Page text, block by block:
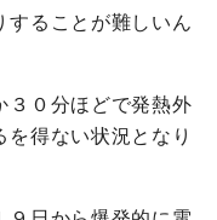
ることが難しいん
０分ほどで発熱外
得ない状況となり